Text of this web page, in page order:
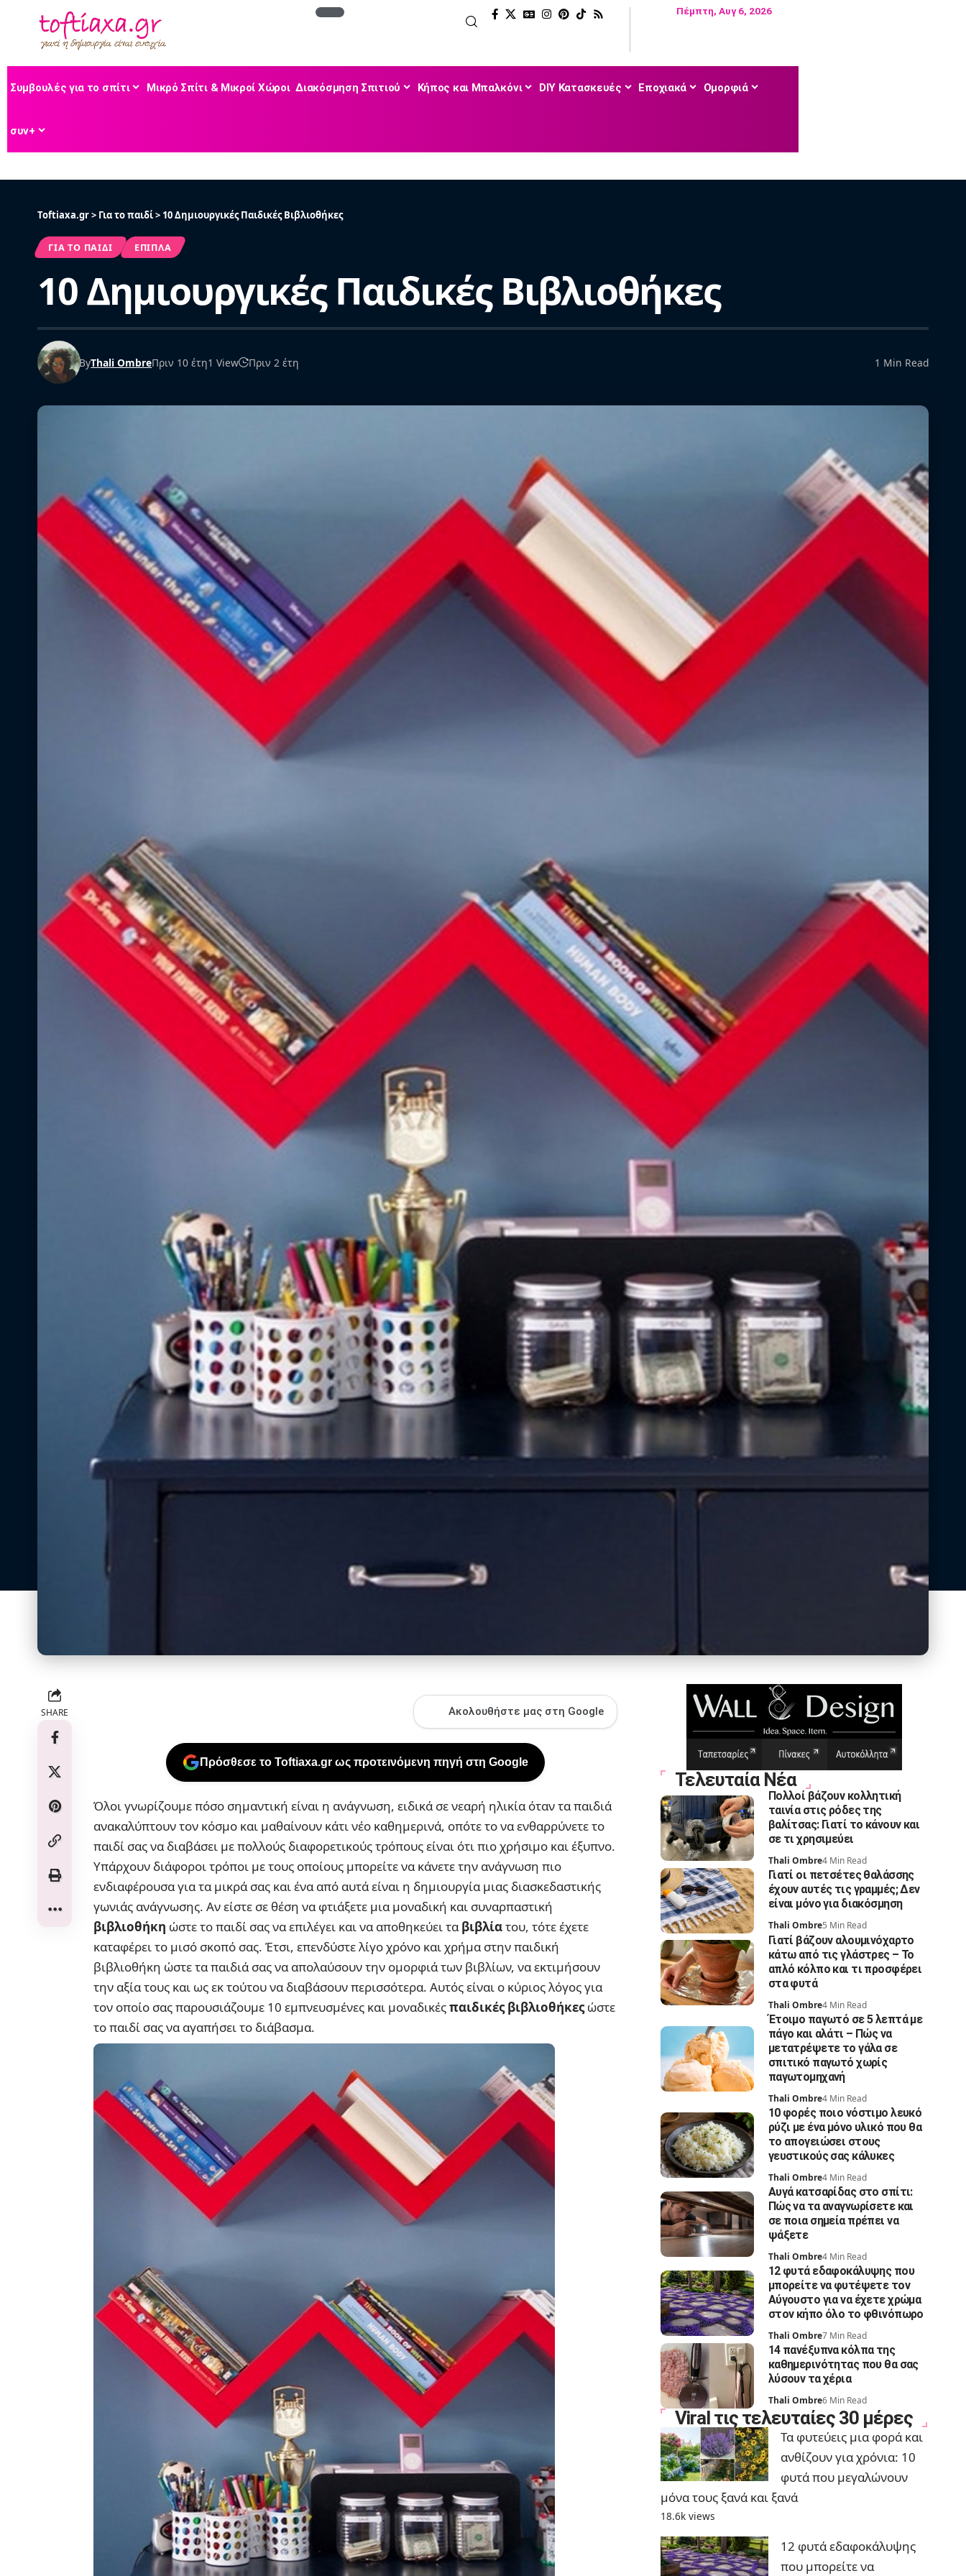
Πέμπτη, Αυγ 6, 2026
Συμβουλές για το σπίτι Μικρό Σπίτι & Μικροί Χώροι Διακόσμηση Σπιτιού Κήπος και Μπαλκόνι DIY Κατασκευές Εποχιακά Ομορφιά
συν+
Toftiaxa.gr> Για το παιδί> 10 Δημιουργικές Παιδικές Βιβλιοθήκες
ΓΙΑ ΤΟ ΠΑΙΔΊ ΈΠΙΠΛΑ
10 Δημιουργικές Παιδικές Βιβλιοθήκες
ByThali OmbreΠριν 10 έτη1 View Πριν 2 έτη 1 Min Read
SHARE Ακολουθήστε μας στη Google
Πρόσθεσε το Toftiaxa.gr ως προτεινόμενη πηγή στη Google
Όλοι γνωρίζουμε πόσο σημαντική είναι η ανάγνωση, ειδικά σε νεαρή ηλικία όταν τα παιδιά
ανακαλύπτουν τον κόσμο και μαθαίνουν κάτι νέο καθημερινά, οπότε το να ενθαρρύνετε το
παιδί σας να διαβάσει με πολλούς διαφορετικούς τρόπους είναι ότι πιο χρήσιμο και έξυπνο.
Υπάρχουν διάφοροι τρόποι με τους οποίους μπορείτε να κάνετε την ανάγνωση πιο
ενδιαφέρουσα για τα μικρά σας και ένα από αυτά είναι η δημιουργία μιας διασκεδαστικής
γωνιάς ανάγνωσης. Αν είστε σε θέση να φτιάξετε μια μοναδική και συναρπαστική
βιβλιοθήκη ώστε το παιδί σας να επιλέγει και να αποθηκεύει ταβιβλίατου, τότε έχετε
καταφέρει το μισό σκοπό σας. Έτσι, επενδύστε λίγο χρόνο και χρήμα στην παιδική
βιβλιοθήκη ώστε τα παιδιά σας να απολαύσουν την ομορφιά των βιβλίων, να εκτιμήσουν
την αξία τους και ως εκ τούτου να διαβάσουν περισσότερα. Αυτός είναι ο κύριος λόγος για
τον οποίο σας παρουσιάζουμε 10 εμπνευσμένες και μοναδικέςπαιδικές βιβλιοθήκεςώστε
το παιδί σας να αγαπήσει το διάβασμα.
Τελευταία Νέα
Πολλοί βάζουν κολλητική
ταινία στις ρόδες της
βαλίτσας: Γιατί το κάνουν και
σε τι χρησιμεύει
Thali Ombre4 Min Read
Γιατί οι πετσέτες θαλάσσης
έχουν αυτές τις γραμμές; Δεν
είναι μόνο για διακόσμηση
Thali Ombre5 Min Read
Γιατί βάζουν αλουμινόχαρτο
κάτω από τις γλάστρες – Το
απλό κόλπο και τι προσφέρει
στα φυτά
Thali Ombre4 Min Read
Έτοιμο παγωτό σε 5 λεπτά με
πάγο και αλάτι – Πώς να
μετατρέψετε το γάλα σε
σπιτικό παγωτό χωρίς
παγωτομηχανή
Thali Ombre4 Min Read
10 φορές ποιο νόστιμο λευκό
ρύζι με ένα μόνο υλικό που θα
το απογειώσει στους
γευστικούς σας κάλυκες
Thali Ombre4 Min Read
Αυγά κατσαρίδας στο σπίτι:
Πώς να τα αναγνωρίσετε και
σε ποια σημεία πρέπει να
ψάξετε
Thali Ombre4 Min Read
12 φυτά εδαφοκάλυψης που
μπορείτε να φυτέψετε τον
Αύγουστο για να έχετε χρώμα
στον κήπο όλο το φθινόπωρο
Thali Ombre7 Min Read
14 πανέξυπνα κόλπα της
καθημερινότητας που θα σας
λύσουν τα χέρια
Thali Ombre6 Min Read
Viral τις τελευταίες 30 μέρες
Τα φυτεύεις μια φορά και
ανθίζουν για χρόνια: 10
φυτά που μεγαλώνουν
μόνα τους ξανά και ξανά
18.6k views
12 φυτά εδαφοκάλυψης
που μπορείτε να